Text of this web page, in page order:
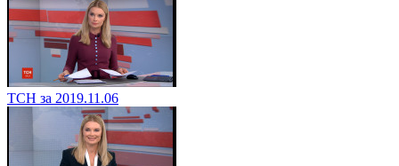
ТСН за 2019.11.06